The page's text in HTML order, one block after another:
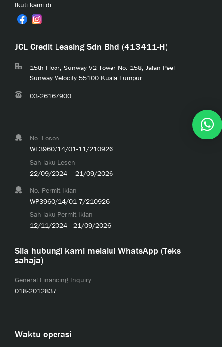
Ikuti kami di:
JCL Credit Leasing Sdn Bhd (413411-H)
15th Floor, Sunway V2 Tower No. 158, Jalan Peel
Sunway Velocity 55100 Kuala Lumpur
03-26167900
No. Lesen
WL3960/14/01-11/210926
Sah laku Lesen
22/09/2024 – 21/09/2026
No. Permit Iklan
WP3960/14/01-7/210926
Sah laku Permit Iklan
12/11/2024 - 21/09/2026
Sila hubungi kami melalui WhatsApp (Teks
sahaja)
General Financing Inquiry
018-2012837
Waktu operasi